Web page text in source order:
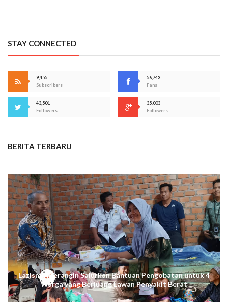
STAY CONNECTED
9,455
Subscribers
56,743
Fans
43,501
Followers
35,003
Followers
BERITA TERBARU
Lazismu Merangin Salurkan Bantuan Pengobatan untuk 4
Warga yang Berjuang Lawan Penyakit Berat